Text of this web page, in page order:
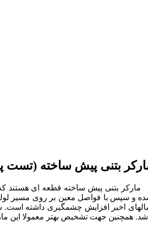
بتنی پیش ساخته (تست
مارکر بتنی پیش ساخته قطعه ای هستند
و سپس با فواصل معین بر روی مسیر لوله
اخیر افزایش چشمگیری داشته است.
همچنین جهت تشخیص بهتر معمولا این